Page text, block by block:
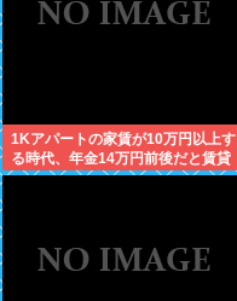
1Kアパートの家賃が10万円以上す
る時代、年金14万円前後だと賃貸
の人は無理じゃね？